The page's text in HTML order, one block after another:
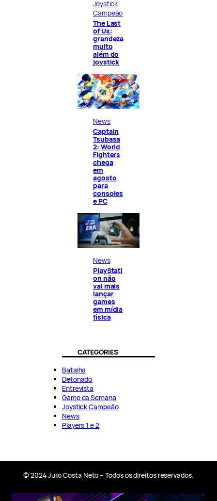
Joystick
Campeão
The Last
of Us:
grandeza
muito
além do
joystick
News
Captain
Tsubasa
2: World
Fighters
chega
em
agosto
para
consoles
e PC
News
PlayStati
on não
vai mais
lançar
games
em mídia
física
CATEGORIES
Batalha
Detonado
Entrevista
Game da Semana
Joystick Campeão
News
Players 1 e 2
© 2024 Julio Costa Neto – Todos os direitos reservados.